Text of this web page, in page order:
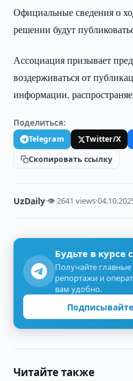
Официальные сведения о
решении будут
Ассоциация призывает
воздерживаться от
информации,
Поделиться:
Telegram Twitter/X
Скопировать ссылку
UzDaily·👁 2641 views·
Будьте в курсе
Получайте
репортажи и
вам удобно.
Читайте также